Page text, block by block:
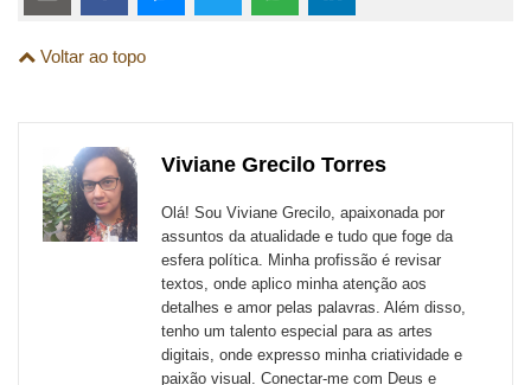
links
são
sites
externos
esta
Email
esta
FacebookMessenger
TwitterWhatsApp
LinkedIn
Voltar ao topo
Viviane Grecilo Torres
Olá! Sou Viviane Grecilo, apaixonada por
assuntos da atualidade e tudo que foge da
esfera política. Minha profissão é revisar
textos, onde aplico minha atenção aos
detalhes e amor pelas palavras. Além disso,
tenho um talento especial para as artes
digitais, onde expresso minha criatividade e
paixão visual. Conectar-me com Deus e